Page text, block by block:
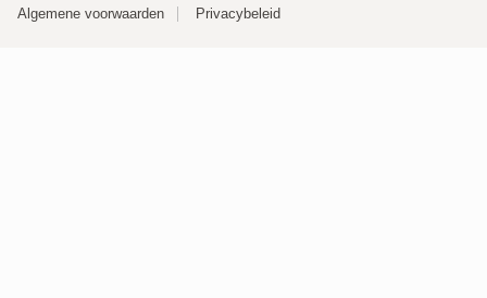
Algemene voorwaarden
Privacybeleid